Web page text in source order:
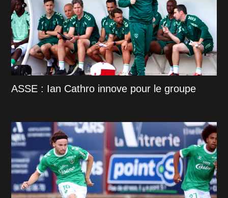
ASSE : Ian Cathro innove pour le groupe